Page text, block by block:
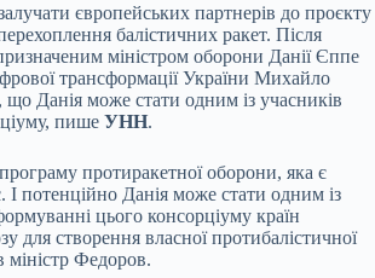
європейських партнерів до проєкту
балістичних ракет. Після
міністром оборони Данії Єппе
трансформації України Михайло
Данія може стати одним із учасників
пише УНН.
протиракетної оборони, яка є
І потенційно Данія може стати одним із
цього консорціуму країн
для створення власної протибалістичної
міністр Федоров.